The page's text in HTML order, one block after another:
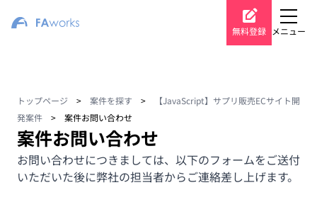
無料登録 メニュー
トップページ > 案件を探す >
【JavaScript】サプリ販売ECサイト開
発案件
> 案件お問い合わせ
案件お問い合わせ
お問い合わせにつきましては、以下のフォームをご送付
いただいた後に弊社の担当者からご連絡差し上げます。